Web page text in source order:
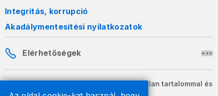
Integritás, korrupció
Akadálymentesítési nyilatkozatok
Elérhetőségek
A honlapon szereplő információk változatlan tartalommal és
formában szabadon terjeszthetők.